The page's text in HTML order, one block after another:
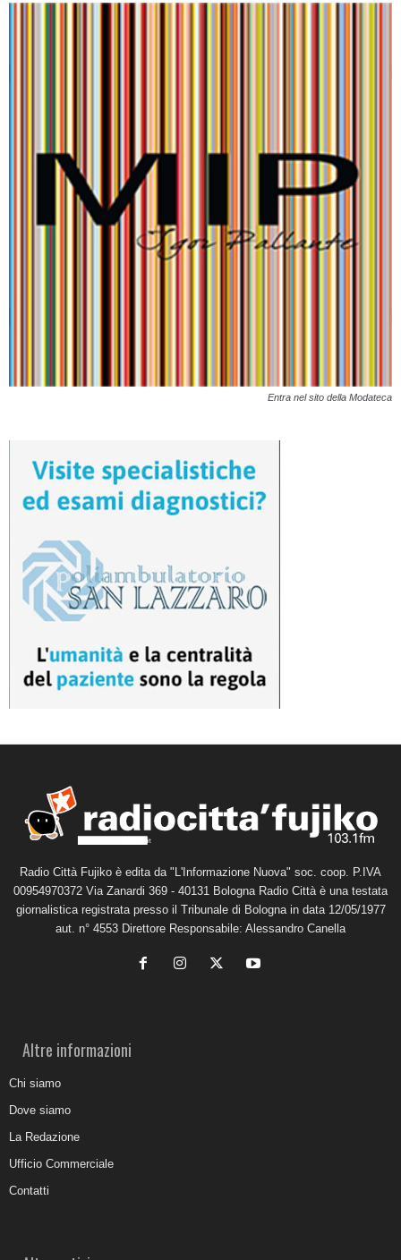
Entra nel sito della Modateca
Radio Città Fujiko è edita da "L'Informazione Nuova" soc. coop. P.IVA
00954970372 Via Zanardi 369 - 40131 Bologna Radio Città è una testata
giornalistica registrata presso il Tribunale di Bologna in data 12/05/1977
aut. n° 4553 Direttore Responsabile: Alessandro Canella
Altre informazioni
Chi siamo
Dove siamo
La Redazione
Ufficio Commerciale
Contatti